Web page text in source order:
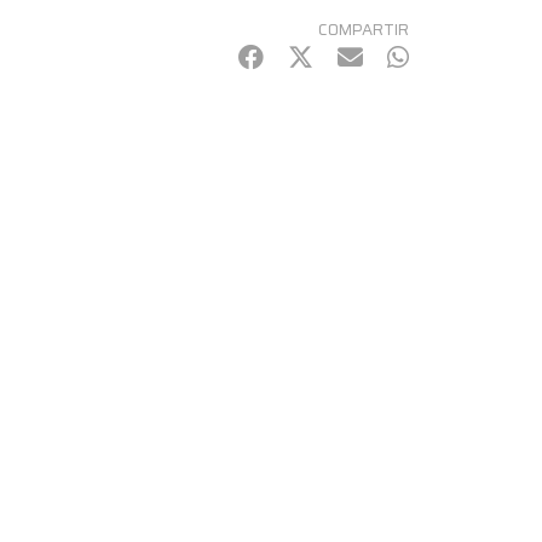
COMPARTIR
Facebook
Twitter
mail WhatsApp